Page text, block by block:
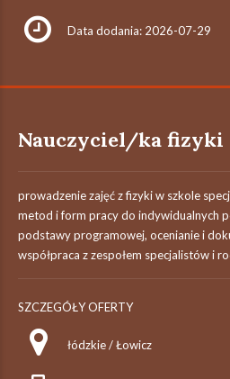
Data dodania: 2026-07-29
Nauczyciel/ka fizyki
prowadzenie zajęć z fizyki w szkole
metod i form pracy do indywidualnych
podstawy programowej, ocenianie i
współpraca z zespołem specjalistów i
SZCZEGÓŁY OFERTY
łódzkie / Łowicz